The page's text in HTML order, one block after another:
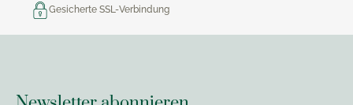
Gesicherte SSL-Verbindung